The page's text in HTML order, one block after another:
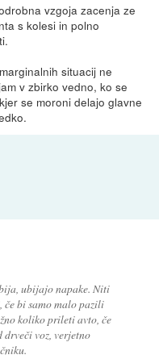
vzgoja zacenja ze
s kolesi in polno
situacij ne
v zbirko vedno, ko se
se moroni delajo glavne
ubijajo napake. Niti
če bi samo malo pazili
koliko prileti avto, če
drveči voz, verjetno